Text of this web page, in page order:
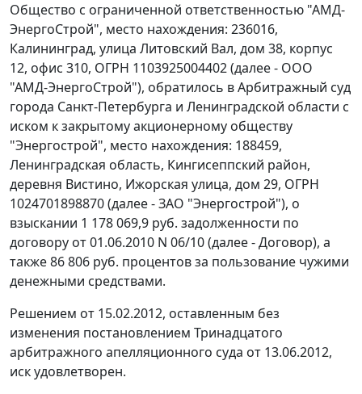
Общество с ограниченной ответственностью "АМД-
ЭнергоСтрой", место нахождения: 236016,
Калининград, улица Литовский Вал, дом 38, корпус
12, офис 310, ОГРН 1103925004402 (далее - ООО
"АМД-ЭнергоСтрой"), обратилось в Арбитражный суд
города Санкт-Петербурга и Ленинградской области с
иском к закрытому акционерному обществу
"Энергострой", место нахождения: 188459,
Ленинградская область, Кингисеппский район,
деревня Вистино, Ижорская улица, дом 29, ОГРН
1024701898870 (далее - ЗАО "Энергострой"), о
взыскании 1 178 069,9 руб. задолженности по
договору от 01.06.2010 N 06/10 (далее - Договор), а
также 86 806 руб. процентов за пользование чужими
денежными средствами.
Решением от 15.02.2012, оставленным без
изменения постановлением Тринадцатого
арбитражного апелляционного суда от 13.06.2012,
иск удовлетворен.